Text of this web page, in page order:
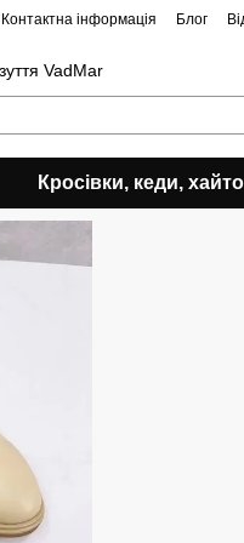
Контактна інформація Блог
VadMar
Кросівки, кеди,